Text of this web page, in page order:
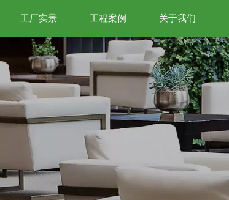
工厂实景 工程案例 关于我们